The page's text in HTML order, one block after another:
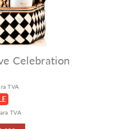
Celebration
TVA
TVA